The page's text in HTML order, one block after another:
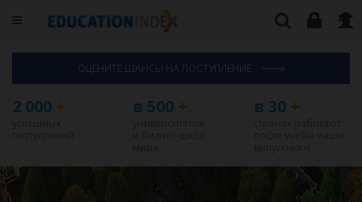
ОЦЕНИТЕ ШАНСЫ НА ПОСТУПЛЕНИЕ
2 000 + в 500 + в 30+